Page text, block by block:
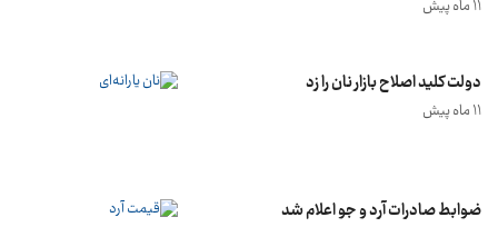
11 ماه پیش
دولت کلید اصلاح بازار نان را زد
11 ماه پیش
ضوابط صادرات آرد و جو اعلام شد